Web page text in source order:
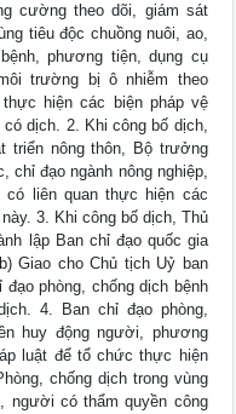
cường theo dõi, giám sát
tiêu độc chuồng nuôi, ao,
phương tiện, dụng cụ
trường bị ô nhiễm theo
hiện các biện pháp vệ
dịch. 2. Khi công bố dịch,
triển nông thôn, Bộ trưởng
chỉ đạo ngành nông nghiệp,
liên quan thực hiện các
3. Khi công bố dịch, Thủ
lập Ban chỉ đạo quốc gia
Giao cho Chủ tịch Uỷ ban
phòng, chống dịch bệnh
4. Ban chỉ đạo phòng,
huy động người, phương
luật để tổ chức thực hiện
chống dịch trong vùng
người có thẩm quyền công